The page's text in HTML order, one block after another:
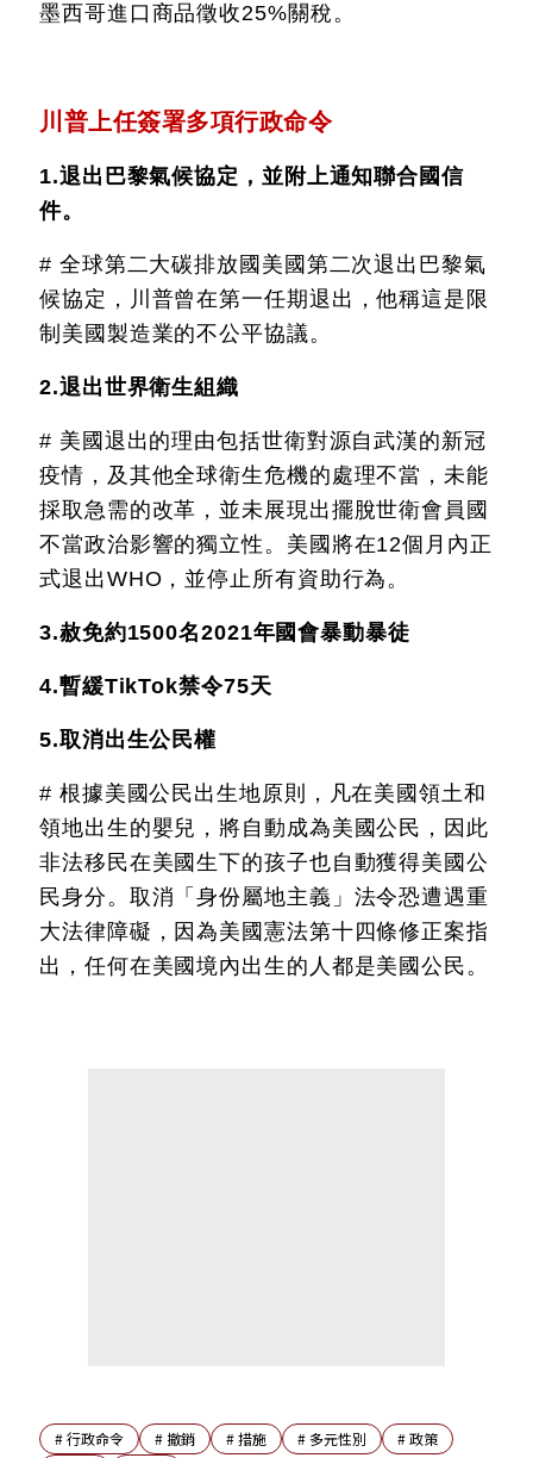
墨西哥進口商品徵收25%關稅。
川普上任簽署多項行政命令
1.退出巴黎氣候協定，並附上通知聯合國信
件。
# 全球第二大碳排放國美國第二次退出巴黎氣
候協定，川普曾在第一任期退出，他稱這是限
制美國製造業的不公平協議。
2.退出世界衛生組織
# 美國退出的理由包括世衛對源自武漢的新冠
疫情，及其他全球衛生危機的處理不當，未能
採取急需的改革，並未展現出擺脫世衛會員國
不當政治影響的獨立性。美國將在12個月內正
式退出WHO，並停止所有資助行為。
3.赦免約1500名2021年國會暴動暴徒
4.暫緩TikTok禁令75天
5.取消出生公民權
# 根據美國公民出生地原則，凡在美國領土和
領地出生的嬰兒，將自動成為美國公民，因此
非法移民在美國生下的孩子也自動獲得美國公
民身分。取消「身份屬地主義」法令恐遭遇重
大法律障礙，因為美國憲法第十四條修正案指
出，任何在美國境內出生的人都是美國公民。
#行政命令 # 撤銷 #措施 #多元性別 #政策